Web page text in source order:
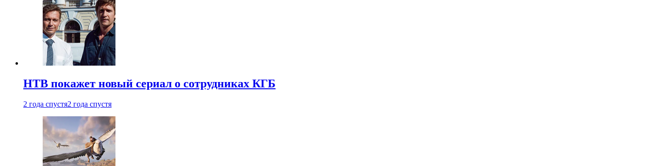
НТВ покажет новый сериал о сотрудниках КГБ
2 года спустя2 года спустя